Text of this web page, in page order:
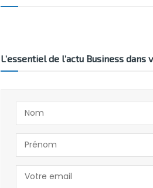
L’essentiel de l’actu Business